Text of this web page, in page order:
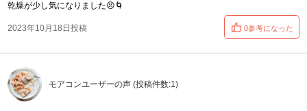
乾燥が少し気になりました😣🌀
2023年10月18日投稿 0参考になった
モアコンユーザーの声 (投稿件数:1)